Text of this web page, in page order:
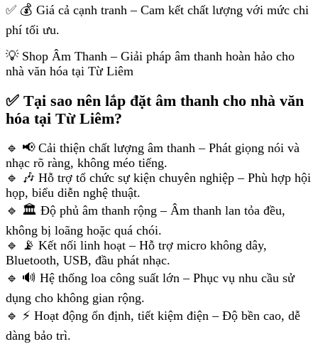
✅ 💰 Giá cả cạnh tranh – Cam kết chất lượng với mức chi
phí tối ưu.
💡 Shop Âm Thanh – Giải pháp âm thanh hoàn hảo cho
nhà văn hóa tại Từ Liêm
✅ Tại sao nên lắp đặt âm thanh cho nhà văn
hóa tại Từ Liêm?
🔹 📢 Cải thiện chất lượng âm thanh – Phát giọng nói và
nhạc rõ ràng, không méo tiếng.
🔹 🎶 Hỗ trợ tổ chức sự kiện chuyên nghiệp – Phù hợp hội
họp, biểu diễn nghệ thuật.
🔹 🏛 Độ phủ âm thanh rộng – Âm thanh lan tỏa đều,
không bị loãng hoặc quá chói.
🔹 📡 Kết nối linh hoạt – Hỗ trợ micro không dây,
Bluetooth, USB, đầu phát nhạc.
🔹 🔊 Hệ thống loa công suất lớn – Phục vụ nhu cầu sử
dụng cho không gian rộng.
🔹 ⚡ Hoạt động ổn định, tiết kiệm điện – Độ bền cao, dễ
dàng bảo trì.